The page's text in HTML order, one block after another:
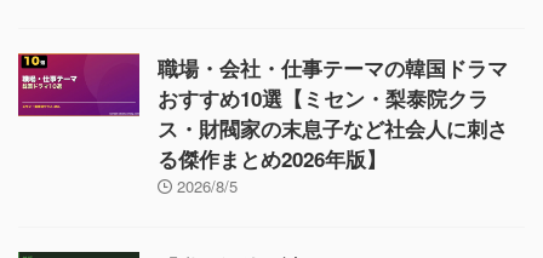
職場・会社・仕事テーマの韓国ドラマ
おすすめ10選【ミセン・梨泰院クラ
ス・財閥家の末息子など社会人に刺さ
る傑作まとめ2026年版】
2026/8/5